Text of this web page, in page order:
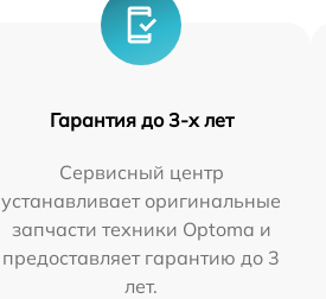
Гарантия до 3-х лет
Сервисный центр
устанавливает оригинальные
запчасти техники Optoma и
предоставляет гарантию до 3
лет.